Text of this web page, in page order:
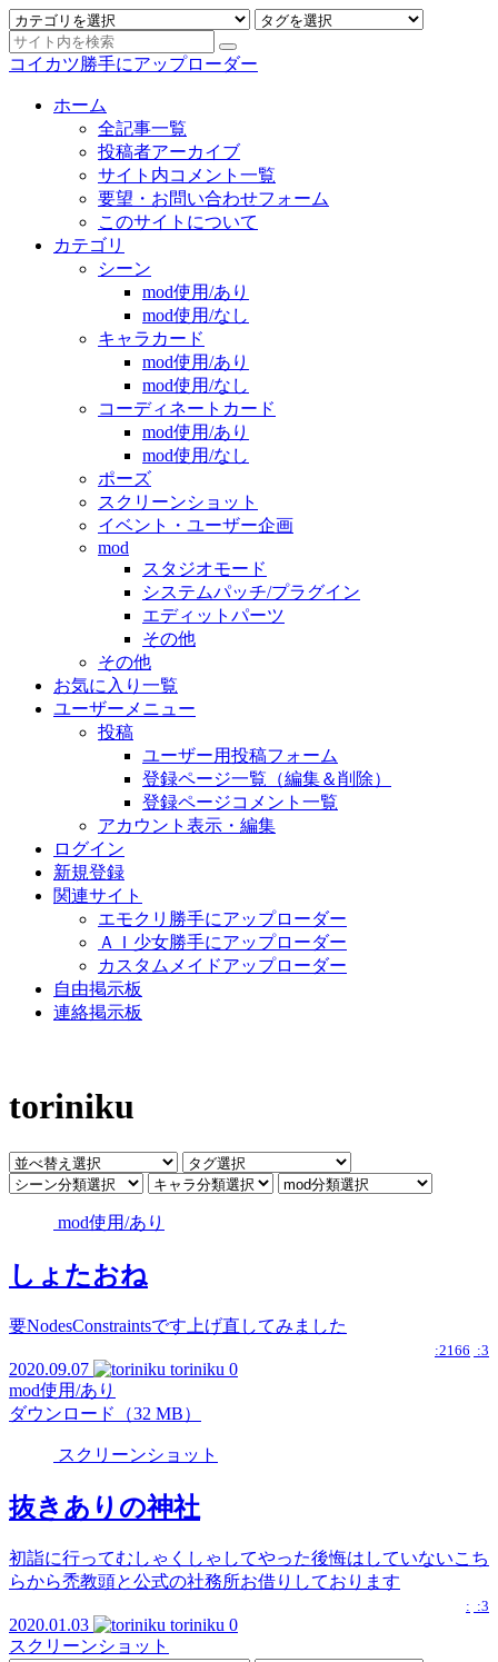
コイカツ勝手にアップローダー
ホーム
全記事一覧
投稿者アーカイブ
サイト内コメント一覧
要望・お問い合わせフォーム
このサイトについて
カテゴリ
シーン
mod使用/あり
mod使用/なし
キャラカード
mod使用/あり
mod使用/なし
コーディネートカード
mod使用/あり
mod使用/なし
ポーズ
スクリーンショット
イベント・ユーザー企画
mod
スタジオモード
システムパッチ/プラグイン
エディットパーツ
その他
その他
お気に入り一覧
ユーザーメニュー
投稿
ユーザー用投稿フォーム
登録ページ一覧（編集＆削除）
登録ページコメント一覧
アカウント表示・編集
ログイン
新規登録
関連サイト
エモクリ勝手にアップローダー
ＡＩ少女勝手にアップローダー
カスタムメイドアップローダー
自由掲示板
連絡掲示板
toriniku
mod使用/あり
しょたおね
要NodesConstraintsです上げ直してみました
:2166 :3
2020.09.07 toriniku 0
mod使用/あり
ダウンロード（32 MB）
スクリーンショット
抜きありの神社
初詣に行ってむしゃくしゃしてやった後悔はしていないこち
らから禿教頭と公式の社務所お借りしております
: :3
2020.01.03 toriniku 0
スクリーンショット